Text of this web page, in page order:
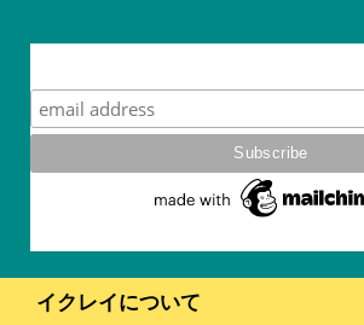
イクレイについて